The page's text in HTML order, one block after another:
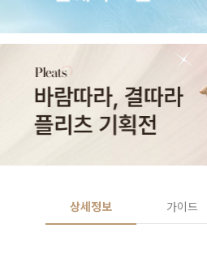
상세정보 가이드